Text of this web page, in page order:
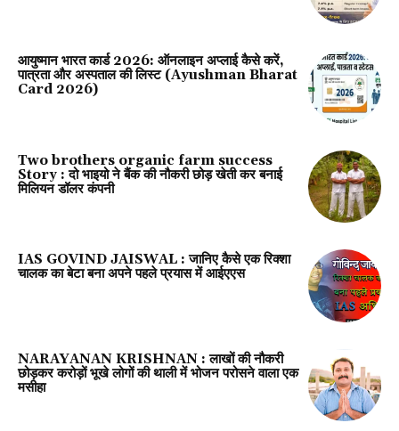
आयुष्मान भारत कार्ड 2026: ऑनलाइन अप्लाई कैसे करें,
पात्रता और अस्पताल की लिस्ट (Ayushman Bharat
Card 2026)
Two brothers organic farm success
Story : दो भाइयो ने बैंक की नौकरी छोड़ खेती कर बनाई
मिलियन डॉलर कंपनी
IAS GOVIND JAISWAL : जानिए कैसे एक रिक्शा
चालक का बेटा बना अपने पहले प्रयास में आईएएस
NARAYANAN KRISHNAN : लाखों की नौकरी
छोड़कर करोड़ों भूखे लोगों की थाली में भोजन परोसने वाला एक
मसीहा